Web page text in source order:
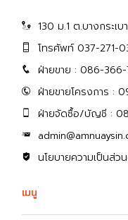
130 ม.1 ต.บางกระเ
โทรศัพท์ 037-271-
ฝ่ายขาย : 086-
ฝ่ายขายโครงการ :
ฝ่ายจัดซื้อ/บัญชี :
นโยบายความเป็นส่ว
เมนู